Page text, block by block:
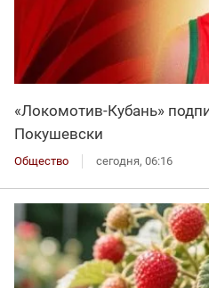
«Локомотив-Кубань»
Покушевски
Общество сегодня, 06:16